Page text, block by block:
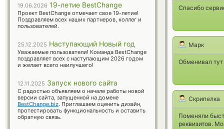
Спасибо
Марк
Обменивал
Скрипелка
Поменяли
реквизитов.
19.06.2026 19-летие BestChange
Проект BestChange отмечает свое 19-летие!
Поздравляем всех наших партнеров, коллег и
пользователей.
25.12.2025 Наступающий Новый год
Уважаемые пользователи! Команда BestChange
поздравляет всех с наступающим 2026 годом
и желает всего наилучшего!
12.11.2025 Запуск нового сайта
С радостью объявляем о начале работы новой
версии сайта, запущенной на домене
BestChange.biz. Приглашаем оценить дизайн,
протестировать функциональность и оставить
обратную связь.